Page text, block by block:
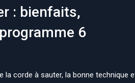
: bienfaits,
6
la corde à sauter, la bonne technique